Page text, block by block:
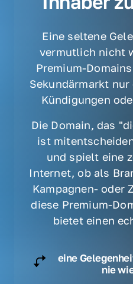
Eine seltene
vermutlich nicht
Premium-
Sekundärmarkt
Kündigungen
Die Domain, das
ist
und spielt eine
Internet, ob als
Kampagnen- oder
diese Premium-
bietet einen
eine
nie